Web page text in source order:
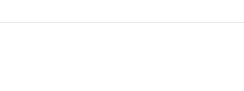
op populariteit